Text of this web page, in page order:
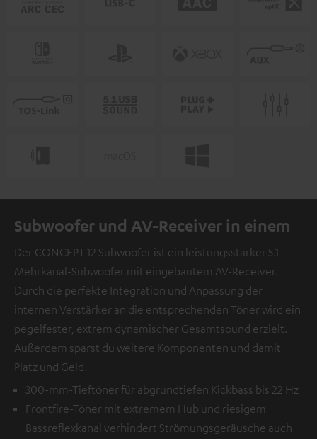
Subwoofer und AV-Receiver in einem
Der CONCEPT 12 Subwoofer ist ein leistungsstarker 5.1-
Mehrkanal-Subwoofer mit eingebautem AV-Receiver.
Durch die perfekte Integration und Anpassung der
internen Verstärker an die entsprechenden Töner wird ein
pegelfester, extrem dynamischer Gesamtsound erzielt.
Außerdem sparst du weitere Komponenten und damit
Platz und Geld.
300-mm-Tieftöner für abgrundtiefen Kickbass bis 22 Hz
Frontfire-Töner mit extremem Hub und riesigem
Bassreflexkanal verhindert Strömungsgeräusche auch